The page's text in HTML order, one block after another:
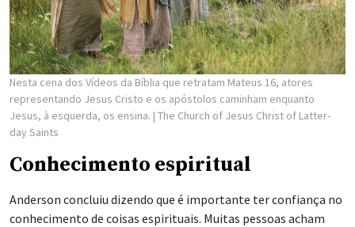
Nesta cena dos Vídeos da Bíblia que retratam Mateus 16, atores
representando Jesus Cristo e os apóstolos caminham enquanto
Jesus, à esquerda, os ensina. | The Church of Jesus Christ of Latter-
day Saints
Conhecimento espiritual
Anderson concluiu dizendo que é importante ter confiança no
conhecimento de coisas espirituais. Muitas pessoas acham